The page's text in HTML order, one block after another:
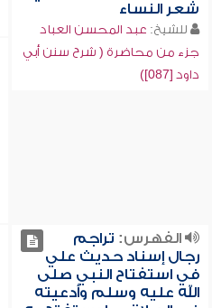
شعر النساء
للشيخ: عبد المحسن العباد
جزء من محاضرة ( شرح سنن أبي
داود [087])
الفهرس: تراجم
رجال إسناد حديث علي
في استفتاح النبي صلى
الله عليه وسلم وأدعيته